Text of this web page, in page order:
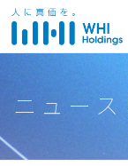
ニュース